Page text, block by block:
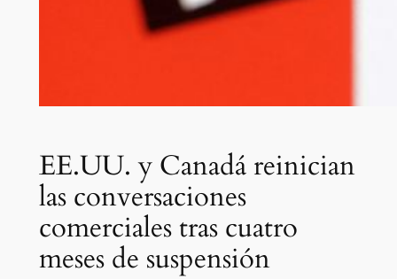
EE.UU. y Canadá reinician
las conversaciones
comerciales tras cuatro
meses de suspensión